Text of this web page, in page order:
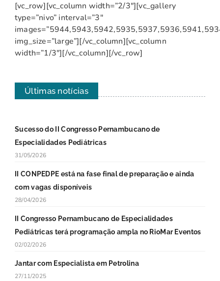
[vc_row][vc_column width=”2/3″][vc_gallery
type=”nivo” interval=”3″
img_size=”large”][/vc_column][vc_column
width=”1/3″][/vc_column][/vc_row]
Últimas notícias
Sucesso do II Congresso Pernambucano de
Especialidades Pediátricas
31/05/2026
II CONPEDPE está na fase final de preparação e ainda
com vagas disponíveis
28/04/2026
II Congresso Pernambucano de Especialidades
Pediátricas terá programação ampla no RioMar Eventos
02/02/2026
Jantar com Especialista em Petrolina
27/11/2025